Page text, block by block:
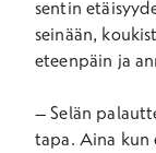
sentin
seinään,
eteenpäin ja
– Selän
tapa. Aina kun